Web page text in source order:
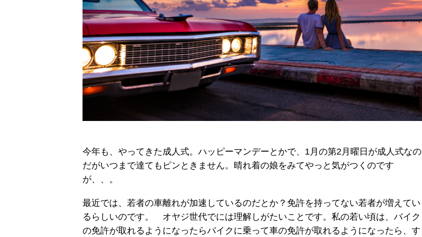
今年も、やってきた成人式。ハッピーマンデーとかで、1月の第2月曜日が成人式なの
だがいつまで達てもピンときません。晴れ着の娘をみてやっと気がつくのです
が、、。
最近では、若者の車離れが加速しているのだとか？免許を持ってない若者が増えてい
るらしいのです。 オヤジ世代でには理解しがたいことです。私の若い頃は、バイク
の免許が取れるようになったらバイクに乗って車の免許が取れるようになったら、す